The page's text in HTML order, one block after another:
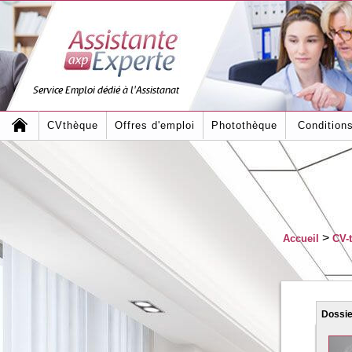
Service Emploi dédié à l'Assistanat
CVthèque Offres d'emploi Photothèque
Accueil >